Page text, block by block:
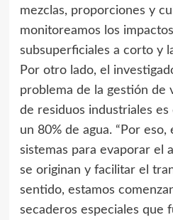
mezclas, proporciones y
monitoreamos los
subsuperficiales a corto y
Por otro lado, el
problema de la gestión de
de residuos industriales
un 80% de agua. “Por eso,
sistemas para evaporar el
se originan y facilitar el
sentido, estamos
secaderos especiales que